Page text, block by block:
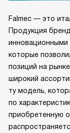
Falmec — это
Продукция
инновационными
которые
позиций на
широкий
ту модель,
по
приобретенную